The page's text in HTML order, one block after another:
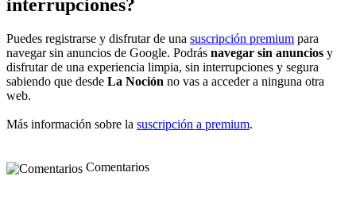
interrupciones?
Puedes registrarse y disfrutar de una suscripción premium para
navegar sin anuncios de Google. Podrás navegar sin anuncios y
disfrutar de una experiencia limpia, sin interrupciones y segura
sabiendo que desde La Noción no vas a acceder a ninguna otra
web.
Más información sobre la suscripción a premium.
Comentarios